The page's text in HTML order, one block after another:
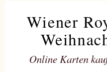
Wiener
Online Karten